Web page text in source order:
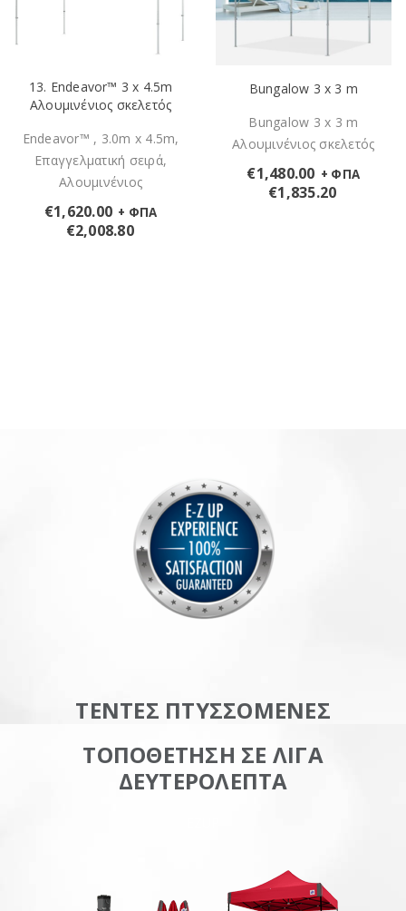
13. Endeavor™ 3 x 4.5m
Αλουμινένιος σκελετός
Endeavor™ , 3.0m x 4.5m,
Επαγγελματική σειρά,
Αλουμινένιος
€1,620.00 + ΦΠΑ
€2,008.80
Bungalow 3 x 3 m
Bungalow 3 x 3 m
Αλουμινένιος σκελετός
€1,480.00 + ΦΠΑ
€1,835.20
ΤΕΝΤΕΣ ΠΤΥΣΣΟΜΕΝΕΣ
ΤΟΠΟΘΕΤΗΣΗ ΣΕ ΛΙΓΑ
ΔΕΥΤΕΡΟΛΕΠΤΑ